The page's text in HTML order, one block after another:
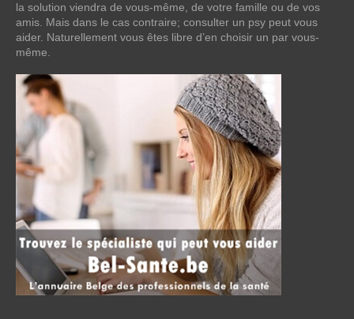
la solution viendra de vous-même, de votre famille ou de vos
amis. Mais dans le cas contraire; consulter un psy peut vous
aider. Naturellement vous êtes libre d’en choisir un par vous-
même.